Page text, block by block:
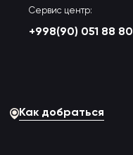
Сервис центр:
+998(90) 051 88 80
Как добраться